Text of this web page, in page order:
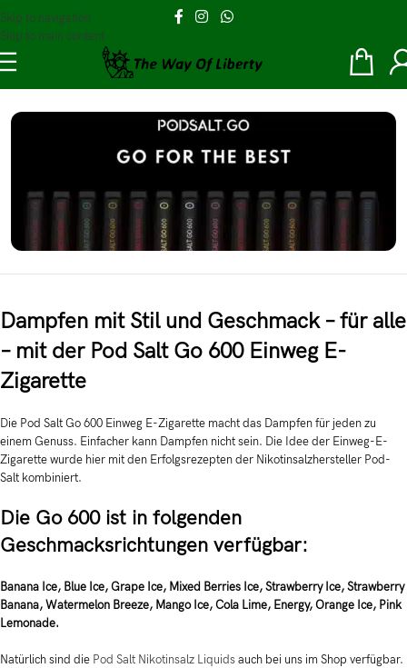
Skip to navigation
Skip to main content
POD SALT GO 600. Die Einweg E-Zigarette, oder sogenannte Disposables, findest
du hier mit verschiedenen Geschmacksrichtungen. POD SALT GO 600 bei
thewayofliberty.de
Dampfen mit Stil und Geschmack – für alle
– mit der Pod Salt Go 600 Einweg E-
Zigarette
Die Pod Salt Go 600 Einweg E-Zigarette macht das Dampfen für jeden zu
einem Genuss. Einfacher kann Dampfen nicht sein. Die Idee der Einweg-E-
Zigarette wurde hier mit den Erfolgsrezepten der Nikotinsalzhersteller Pod-
Salt kombiniert.
Die Go 600 ist in folgenden
Geschmacksrichtungen verfügbar:
Banana Ice, Blue Ice, Grape Ice, Mixed Berries Ice, Strawberry Ice, Strawberry
Banana, Watermelon Breeze, Mango Ice, Cola Lime, Energy, Orange Ice, Pink
Lemonade.
Natürlich sind die Pod Salt Nikotinsalz Liquidsauch bei uns im Shop verfügbar.